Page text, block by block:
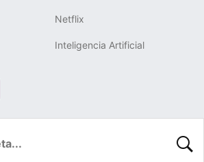
Netflix
Inteligencia Artificial